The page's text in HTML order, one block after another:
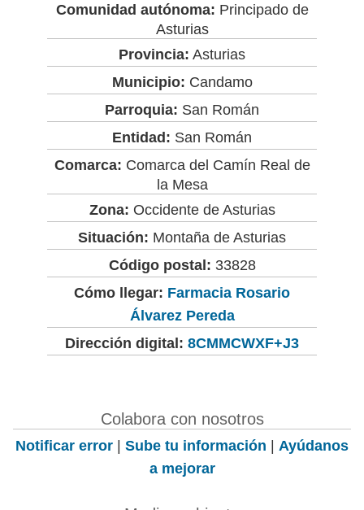
Comunidad autónoma: Principado de
Asturias
Provincia: Asturias
Municipio: Candamo
Parroquia: San Román
Entidad: San Román
Comarca: Comarca del Camín Real de
la Mesa
Zona: Occidente de Asturias
Situación: Montaña de Asturias
Código postal: 33828
Cómo llegar: Farmacia Rosario
Álvarez Pereda
Dirección digital: 8CMMCWXF+J3
Colabora con nosotros
Notificar error | Sube tu información | Ayúdanos
a mejorar